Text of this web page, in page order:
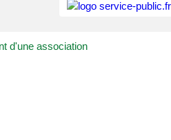
d'une association